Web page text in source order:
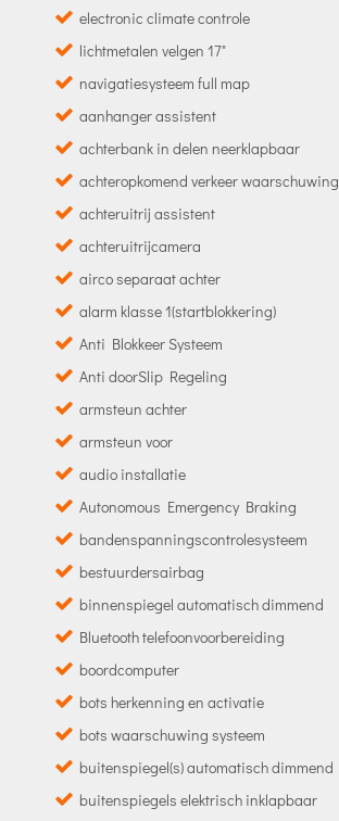
electronic climate controle
lichtmetalen velgen 17"
navigatiesysteem full map
aanhanger assistent
achterbank in delen neerklapbaar
achteropkomend verkeer waarschuwing
achteruitrij assistent
achteruitrijcamera
airco separaat achter
alarm klasse 1(startblokkering)
Anti Blokkeer Systeem
Anti doorSlip Regeling
armsteun achter
armsteun voor
audio installatie
Autonomous Emergency Braking
bandenspanningscontrolesysteem
bestuurdersairbag
binnenspiegel automatisch dimmend
Bluetooth telefoonvoorbereiding
boordcomputer
bots herkenning en activatie
bots waarschuwing systeem
buitenspiegel(s) automatisch dimmend
buitenspiegels elektrisch inklapbaar